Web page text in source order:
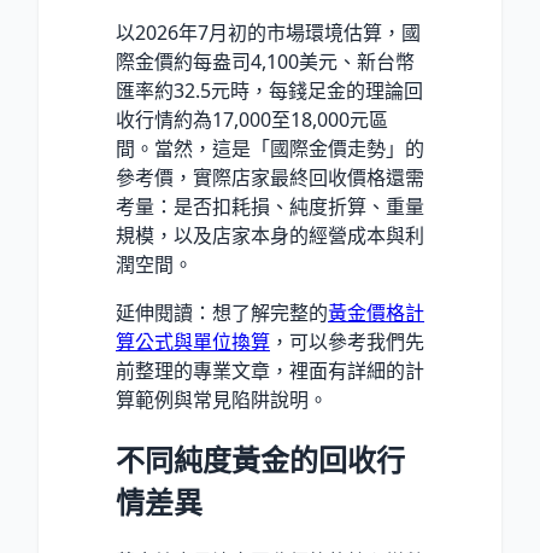
以2026年7月初的市場環境估算，國
際金價約每盎司4,100美元、新台幣
匯率約32.5元時，每錢足金的理論回
收行情約為17,000至18,000元區
間。當然，這是「國際金價走勢」的
參考價，實際店家最終回收價格還需
考量：是否扣耗損、純度折算、重量
規模，以及店家本身的經營成本與利
潤空間。
延伸閱讀：想了解完整的黃金價格計
算公式與單位換算 ，可以參考我們先
前整理的專業文章，裡面有詳細的計
算範例與常見陷阱說明。
不同純度黃金的回收行
情差異